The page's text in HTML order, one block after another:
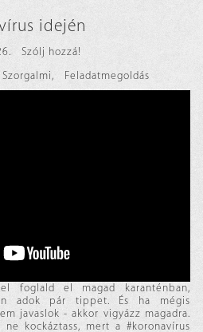
idején
Szólj hozzá!
Szorgalmi , Feladatmegoldás
foglald el magad karanténban,
adok pár tippet. És ha mégis
javaslok - akkor vigyázz magadra.
kockáztass, mert a #koronavírus